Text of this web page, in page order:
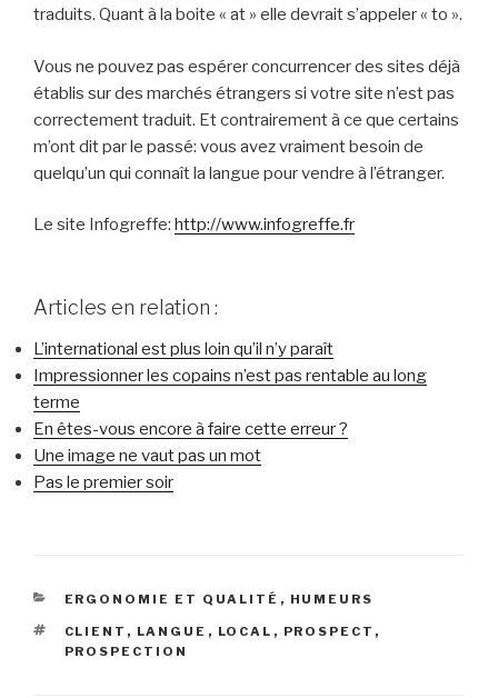
traduits. Quant à la boite « at » elle devrait s’appeler « to ».
Vous ne pouvez pas espérer concurrencer des sites déjà
établis sur des marchés étrangers si votre site n’est pas
correctement traduit. Et contrairement à ce que certains
m’ont dit par le passé: vous avez vraiment besoin de
quelqu’un qui connaît la langue pour vendre à l’étranger.
Le site Infogreffe: http://www.infogreffe.fr
Articles en relation :
L’international est plus loin qu’il n’y paraît
Impressionner les copains n’est pas rentable au long
terme
En êtes-vous encore à faire cette erreur ?
Une image ne vaut pas un mot
Pas le premier soir
CATÉGORIES
ERGONOMIE ET QUALITÉ , HUMEURS
ÉTIQUETTES
CLIENT , LANGUE , LOCAL , PROSPECT ,
PROSPECTION